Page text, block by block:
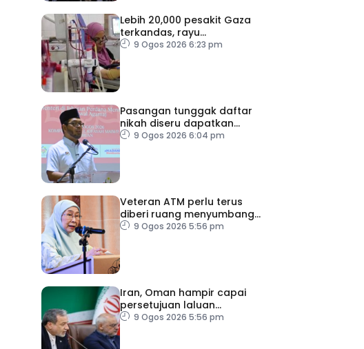
Lebih 20,000 pesakit Gaza
terkandas, rayu
pemindahan segera
9 Ogos 2026 6:23 pm
Pasangan tunggak daftar
nikah diseru dapatkan
khidmat nasihat
9 Ogos 2026 6:04 pm
Veteran ATM perlu terus
diberi ruang menyumbang
kepada negara – Wan
9 Ogos 2026 5:56 pm
Iran, Oman hampir capai
persetujuan laluan
perkapalan sementara
9 Ogos 2026 5:56 pm